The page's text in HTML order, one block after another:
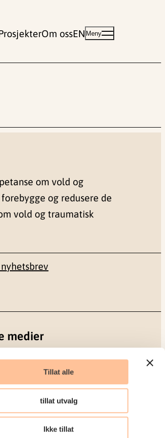
Tillat alle
tillat utvalg
Ikke tillat
Om ossEN Meny
om vold og
og redusere de
vold og traumatisk
medier
986 304 096